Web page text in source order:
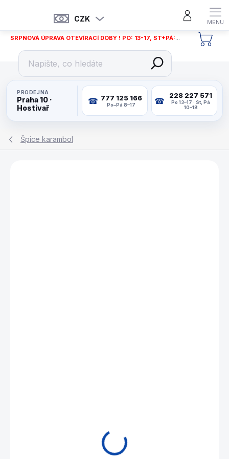
CZK
SRPNOVÁ ÚPRAVA OTEVÍRACÍ DOBY ! PO: 13-17, ST+PÁ: 12-18
PRODEJNA
Praha 10 ·
Hostivař
777 125 166
Po–Pá 8–17
228 227 571
Po 13–17 · St, Pá
10–18
Špice karambol